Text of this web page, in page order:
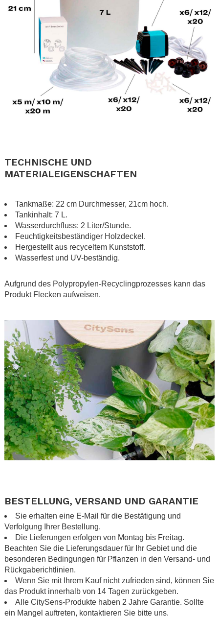
TECHNISCHE UND
MATERIALEIGENSCHAFTEN
Tankmaße: 22 cm Durchmesser, 21cm hoch.
Tankinhalt: 7 L.
Wasserdurchfluss: 2 Liter/Stunde.
Feuchtigkeitsbeständiger Holzdeckel.
Hergestellt aus recyceltem Kunststoff.
Wasserfest und UV-beständig.
Aufgrund des Polypropylen-Recyclingprozesses kann das
Produkt Flecken aufweisen.
BESTELLUNG, VERSAND UND GARANTIE
Sie erhalten eine E-Mail für die Bestätigung und
Verfolgung Ihrer Bestellung.
Die Lieferungen erfolgen von Montag bis Freitag.
Beachten Sie die Lieferungsdauer für Ihr Gebiet und die
besonderen Bedingungen für Pflanzen in den Versand- und
Rückgaberichtlinien.
Wenn Sie mit Ihrem Kauf nicht zufrieden sind, können Sie
das Produkt innerhalb von 14 Tagen zurückgeben.
Alle CitySens-Produkte haben 2 Jahre Garantie. Sollte
ein Mangel auftreten, kontaktieren Sie bitte uns.